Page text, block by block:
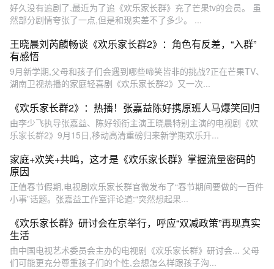
好久没有追剧了,最近为了追《欢乐家长群》充了芒果tv的会员。 虽
然部分剧情夸张了一点,但是和现实差不了多少。 ...
​王晓晨刘芮麟畅谈《欢乐家长群2》：角色有反差，“入群”
有感悟
9月新学期,父母和孩子们会遇到哪些啼笑皆非的挑战?正在芒果TV、
湖南卫视热播的家庭轻喜剧《欢乐家长群2》又一次...
《欢乐家长群2》：热播！张嘉益陈好携原班人马爆笑回归
由李少飞执导张嘉益、陈好领衔主演王晓晨特别主演的电视剧《欢
乐家长群2》9月15日,移动高清重磅归来新学期欢乐升...
家庭+欢笑+共鸣，这才是《欢乐家长群》掌握流量密码的
原因
正值春节假期,电视剧欢乐家长群官微发布了“春节期间要做的一百件
小事”话题。张嘉益工作室评论道:“突然想起果...
《欢乐家长群》研讨会在京举行，呼应“双减政策”再现真实
生活
由中国电视艺术委员会主办的电视剧《欢乐家长群》研讨会... 父母
们可能更充分尊重孩子们的个性,会想怎么样跟孩子沟...